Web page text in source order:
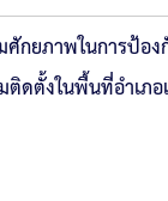
ปร่งใสในการ
ศักยภาพในการ
ตั้งในพื้นที่อำเภอ